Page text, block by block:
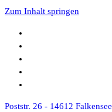
Zum Inhalt springen
Poststr. 26 - 14612 Falkensee